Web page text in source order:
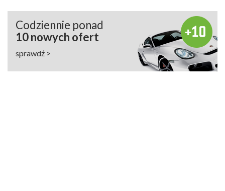
Codziennie ponad
10 nowych ofert
sprawdź >